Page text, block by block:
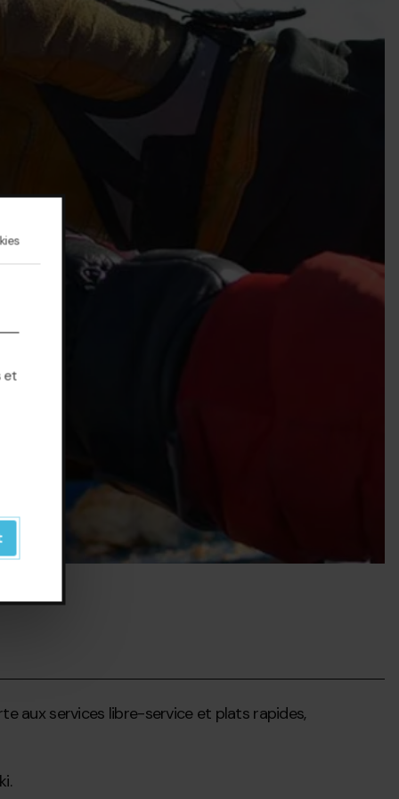
et
aux services libre-service et plats rapides,